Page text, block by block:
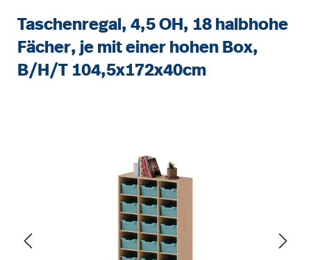
Taschenregal, 4,5 OH, 18 halbhohe
Fächer, je mit einer hohen Box,
B/H/T 104,5x172x40cm